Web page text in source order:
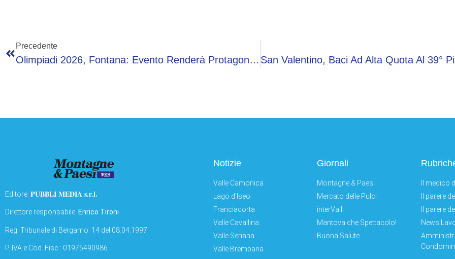
Precedente
Olimpiadi 2026, Fontana: Evento Renderà Protagoniste Valtellina E Lombardia
Editore: PUBBLI MEDIA s.r.l.
Direttore responsabile: Enrico Tironi
Reg: Tribunale di Bergamo: 14 del 08.04.1997
P. IVA e Cod. Fisc.: 01975490986
Notizie
Valle Camonica
Lago d'Iseo
Franciacorta
Valle Cavallina
Valle Seriana
Valle Brembana
Giornali
Montagne & Paesi
Mercato delle Pulci
interValli
Mantova che Spettacolo!
Buona Salute
Il medico
Il parere
Il parere
News